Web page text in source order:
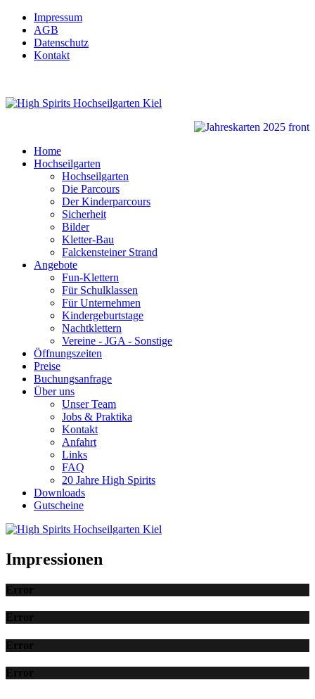
Impressum
AGB
Datenschutz
Kontakt
Home
Hochseilgarten
Hochseilgarten
Die Parcours
Der Kinderparcours
Sicherheit
Bilder
Kletter-Bau
Falckensteiner Strand
Angebote
Fun-Klettern
Für Schulklassen
Für Unternehmen
Kindergeburtstage
Nachtklettern
Vereine - JGA - Sonstige
Öffnungszeiten
Preise
Buchungsanfrage
Über uns
Unser Team
Jobs & Praktika
Kontakt
Anfahrt
Links
FAQ
20 Jahre High Spirits
Downloads
Gutscheine
Impressionen
Error
Error
Error
Error